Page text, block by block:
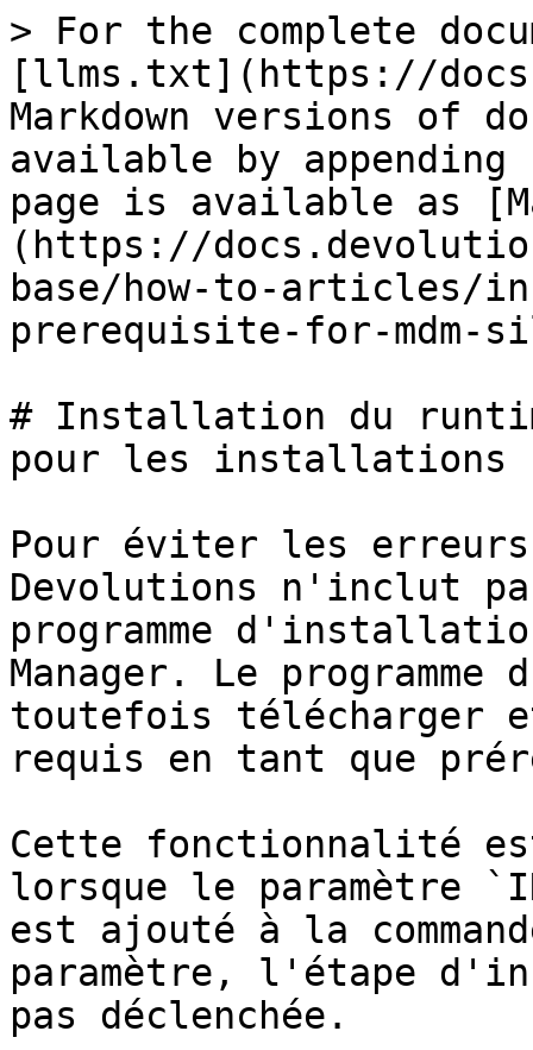
> For the complete
[llms.txt](https://
Markdown versions of
available by
page is available as
(https://
base/how-to-articles/
prerequisite-for-
# Installation du
pour les installations
Pour éviter les
Devolutions n'inclut
programme
Manager. Le
toutefois télécharger
requis en tant que
Cette fonctionnalité
lorsque le paramètre
est ajouté à la
paramètre, l'étape
pas déclenchée.